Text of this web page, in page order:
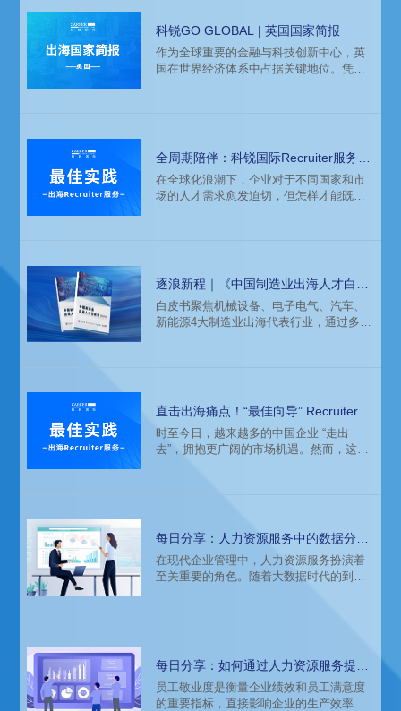
科锐GO GLOBAL | 英国国家简报
作为全球重要的金融与科技创新中心，英
国在世界经济体系中占据关键地位。凭借
研发高地之一。
全周期陪伴：科锐国际Recruiter服务助
力企业全球化征程
在全球化浪潮下，企业对于不同国家和市
场的人才需求愈发迫切，但怎样才能既高
找到了破局之道。本期让我们跟随科锐国
际资深招聘专家 Joan Chen 和她所带领的
团队，一起来探索这段精彩的合作历程。
逐浪新程｜《中国制造业出海人才白皮
书（2025）》重磅发布
白皮书聚焦机械设备、电子电气、汽车、
新能源4大制造业出海代表行业，通过多家
版图。
直击出海痛点！“最佳向导” Recruiter
助力破解海外招聘难题
时至今日，越来越多的中国企业 “走出
去”，拥抱更广阔的市场机遇。然而，这场
丰富的向导，在为企业搭建人才桥梁这一
过程中扮演着不可或缺的角色。
每日分享：人力资源服务中的数据分析
与应用
在现代企业管理中，人力资源服务扮演着
至关重要的角色。随着大数据时代的到
场景以及面临的挑战和未来发展趋势。
每日分享：如何通过人力资源服务提升
员工敬业度
员工敬业度是衡量企业绩效和员工满意度
的重要指标，直接影响企业的生产效率、